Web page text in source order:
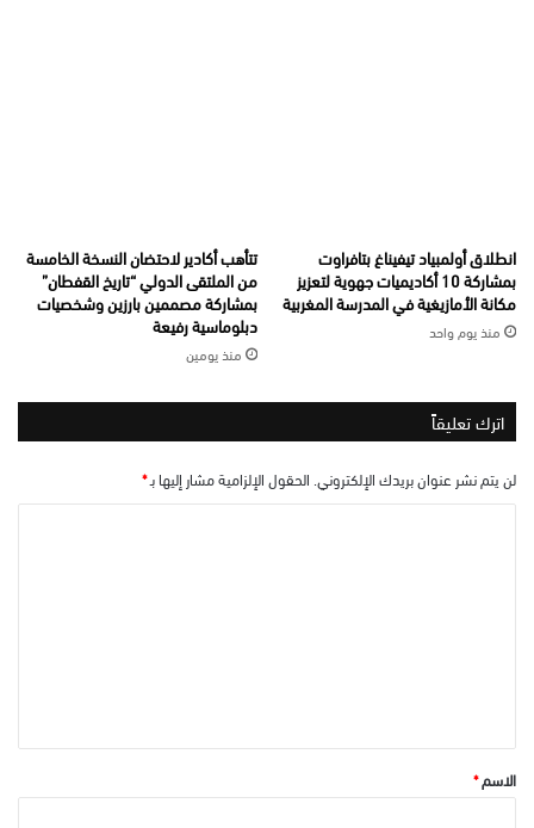
انطلاق أولمبياد تيفيناغ بتافراوت
بمشاركة 10 أكاديميات جهوية لتعزيز
مكانة الأمازيغية في المدرسة المغربية
منذ يوم واحد
تتأهب أكادير لاحتضان النسخة الخامسة
من الملتقى الدولي “تاريخ القفطان”
بمشاركة مصممين بارزين وشخصيات
دبلوماسية رفيعة
منذ يومين
اترك تعليقاً
لن يتم نشر عنوان بريدك الإلكتروني. الحقول الإلزامية مشار إليها بـ*
*الاسم*